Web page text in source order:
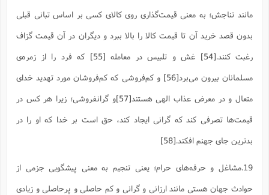
مانند تناجش؛ به معنی قیمت‌گذاری روی کالای کسی بر اساس تبانی قبلی
بدون قصد خرید آن تا قیمت کالا را بالا ببرد و دیگران در آن قیمت گزاف
رغبت کنند.[54] غش و تلبیس در معامله
که فرد را از زمره‌ی
مسلمانان بیرون می‌برد[56]
و کم‌فروشی که کم‌فروشان مورد تهدید خدای
متعال و در معرض عذاب الهی هستند[57]
و گرانفروشی؛ زیرا هر کس در
قیمت‌ها تصرفی کند که گرانی ایجاد کند، حق است بر خدا که او را در
بدترین جای جهنم افکند.[58]
19.مشاغل و حرفه‌های حرام؛ یعنی تنجیم به معنی پیشگویی جزمى از
حوادث جهان هستى مانند ارزانى و گرانى و کم حاصلى و پرحاصلى و زیادى